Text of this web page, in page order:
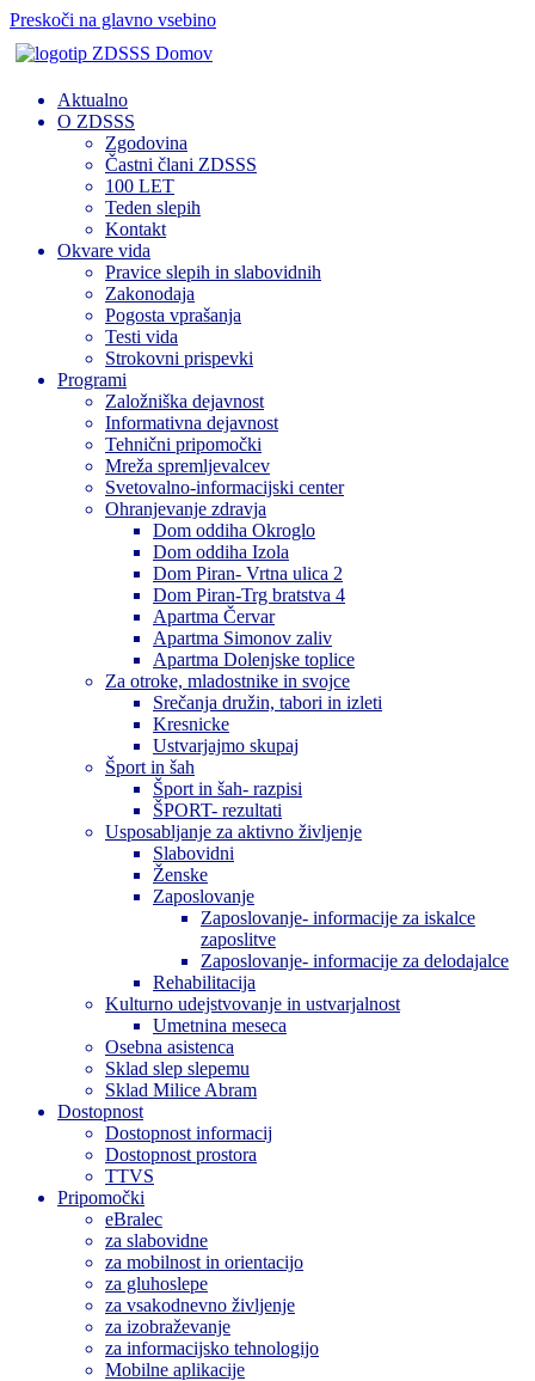
Preskoči na glavno vsebino
Domov
Aktualno
O ZDSSS
Zgodovina
Častni člani ZDSSS
100 LET
Teden slepih
Kontakt
Okvare vida
Pravice slepih in slabovidnih
Zakonodaja
Pogosta vprašanja
Testi vida
Strokovni prispevki
Programi
Založniška dejavnost
Informativna dejavnost
Tehnični pripomočki
Mreža spremljevalcev
Svetovalno-informacijski center
Ohranjevanje zdravja
Dom oddiha Okroglo
Dom oddiha Izola
Dom Piran- Vrtna ulica 2
Dom Piran-Trg bratstva 4
Apartma Červar
Apartma Simonov zaliv
Apartma Dolenjske toplice
Za otroke, mladostnike in svojce
Srečanja družin, tabori in izleti
Kresnicke
Ustvarjajmo skupaj
Šport in šah
Šport in šah- razpisi
ŠPORT- rezultati
Usposabljanje za aktivno življenje
Slabovidni
Ženske
Zaposlovanje
Zaposlovanje- informacije za iskalce
zaposlitve
Zaposlovanje- informacije za delodajalce
Rehabilitacija
Kulturno udejstvovanje in ustvarjalnost
Umetnina meseca
Osebna asistenca
Sklad slep slepemu
Sklad Milice Abram
Dostopnost
Dostopnost informacij
Dostopnost prostora
TTVS
Pripomočki
eBralec
za slabovidne
za mobilnost in orientacijo
za gluhoslepe
za vsakodnevno življenje
za izobraževanje
za informacijsko tehnologijo
Mobilne aplikacije